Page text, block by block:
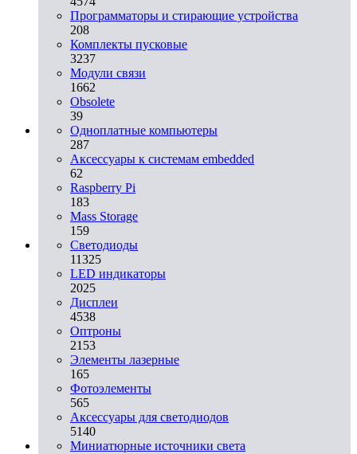
Программаторы и стирающие устройства
208
Комплекты пусковые
3237
Модули связи
1662
Obsolete
39
Одноплатные компьютеры
287
Аксессуары к системам embedded
62
Raspberry Pi
183
Mass Storage
159
Светодиоды
11325
LED индикаторы
2025
Дисплеи
4538
Оптроны
2153
Элементы лазерные
165
Фотоэлементы
565
Аксессуары для светодиодов
5140
Миниатюрные источники света